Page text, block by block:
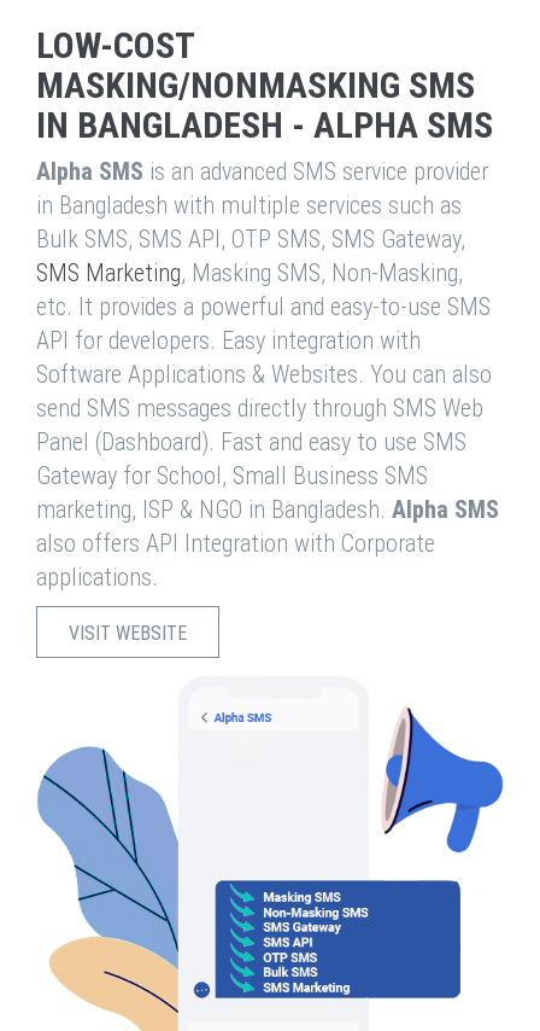
LOW-COST
MASKING/NONMASKING SMS
IN BANGLADESH - ALPHA SMS
Alpha SMS is an advanced SMS service provider
in Bangladesh with multiple services such as
Bulk SMS, SMS API, OTP SMS, SMS Gateway,
SMS Marketing, Masking SMS, Non-Masking,
etc. It provides a powerful and easy-to-use SMS
API for developers. Easy integration with
Software Applications & Websites. You can also
send SMS messages directly through SMS Web
Panel (Dashboard). Fast and easy to use SMS
Gateway for School, Small Business SMS
marketing, ISP & NGO in Bangladesh. Alpha SMS
also offers API Integration with Corporate
applications.
VISIT WEBSITE